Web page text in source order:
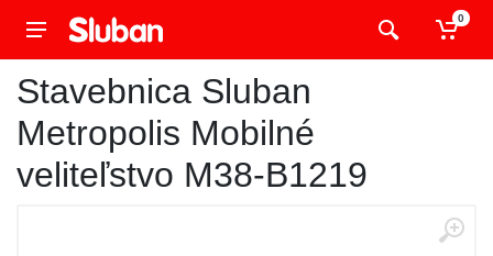
0
Stavebnica Sluban
Metropolis Mobilné
veliteľstvo M38-B1219